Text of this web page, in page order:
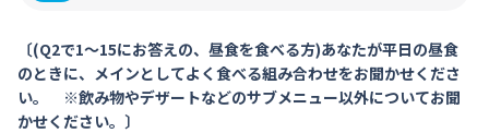
〔(Q2で1～15にお答えの、昼食を食べる方)あなたが平日の昼食
のときに、メインとしてよく食べる組み合わせをお聞かせくださ
い。 ※飲み物やデザートなどのサブメニュー以外についてお聞
かせください。〕